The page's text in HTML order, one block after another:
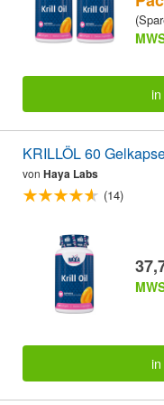
KRILLÖL 60
von Haya Labs
(14)